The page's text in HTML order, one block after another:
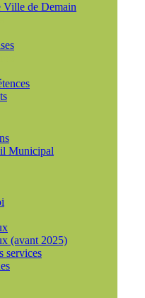
Ville de Demain
Municipal
(avant 2025)
services